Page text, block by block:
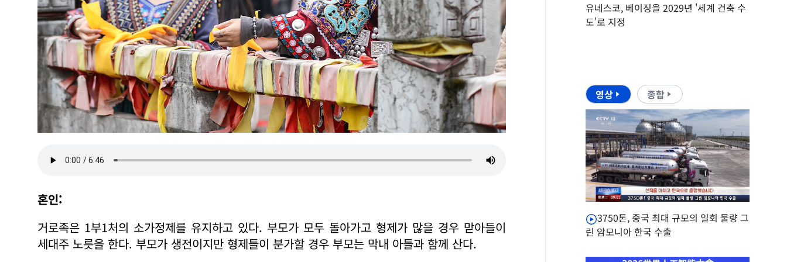
혼인:
거로족은 1부1처의 소가정제를 유지하고 있다. 부모가 모두 돌아가고 형제가 많을 경우 맏아들이
세대주 노릇을 한다. 부모가 생전이지만 형제들이 분가할 경우 부모는 막내 아들과 함께 산다.
유네스코, 베이징을 2029년 '세계 건축 수
도'로 지정
영상 종합
3750톤, 중국 최대 규모의 일회 물량 그
린 암모니아 한국 수출